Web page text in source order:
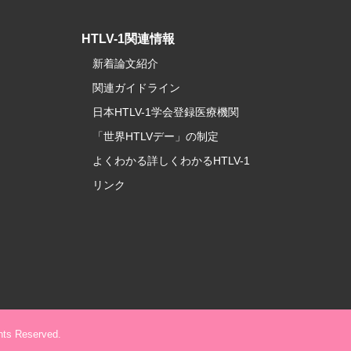
HTLV-1関連情報
新着論文紹介
関連ガイドライン
日本HTLV-1学会登録医療機関
「世界HTLVデー」の制定
よくわかる詳しくわかるHTLV-1
リンク
Reserved.